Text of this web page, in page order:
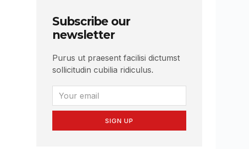
Subscribe our
newsletter
Purus ut praesent facilisi dictumst
sollicitudin cubilia ridiculus.
SIGN UP